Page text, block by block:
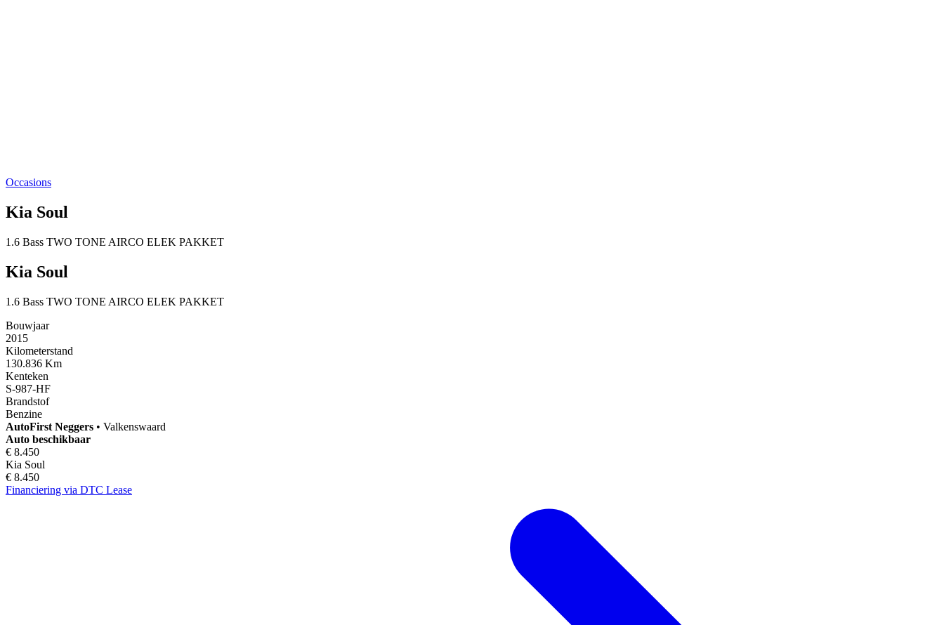
Occasions
Kia Soul
1.6 Bass TWO TONE AIRCO ELEK PAKKET
Kia Soul
1.6 Bass TWO TONE AIRCO ELEK PAKKET
Bouwjaar
2015
Kilometerstand
130.836 Km
Kenteken
S-987-HF
Brandstof
Benzine
AutoFirst Neggers • Valkenswaard
Auto beschikbaar
€ 8.450
Kia Soul
€ 8.450
Financiering via DTC Lease